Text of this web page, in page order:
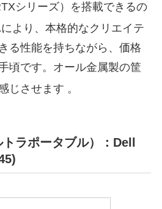
シリーズ）を搭載できるの
より、本格的なクリエイテ
る性能を持ちながら、価格
頃です。オール金属製の筐
じさせます 。
ラポータブル）：Dell